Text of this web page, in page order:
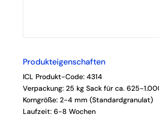
Produkteigenschaften
ICL Produkt-Code: 4314
Verpackung: 25 kg Sack für ca. 625-
Korngröße: 2-4mm (Standardgranulat)
Laufzeit: 6-8 Wochen